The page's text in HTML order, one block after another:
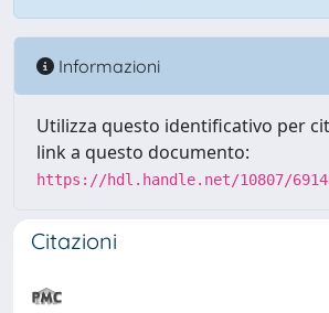
Informazioni
Utilizza questo identificativo per
link a questo documento:
https://hdl.handle.net/10807/
Citazioni